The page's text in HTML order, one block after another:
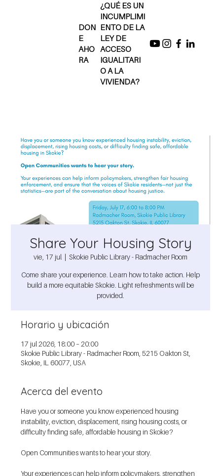
DON
E
AHO
RA
¿QUÉ ES UN
INCUMPLIMI
ENTO DE LA
LEY DE
ACCESO
IGUALITARI
O A LA
VIVIENDA?
Share Your Housing Story
vie, 17 jul
  |
Skokie Public Library - Radmacher Room
Come share your experience. Learn how to take action. Help
build a more equitable Skokie. Light refreshments will be
provided.
Horario y ubicación
17 jul 2026, 18:00 – 20:00
Skokie Public Library - Radmacher Room, 5215 Oakton St,
Skokie, IL 60077, USA
Acerca del evento
Have you or someone you know experienced housing
instability, eviction, displacement, rising housing costs, or
difficulty finding safe, affordable housing in Skokie?
Open Communities wants to hear your story.
Your experiences can help inform policymakers, strengthen